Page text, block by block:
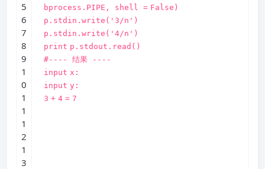
5
6
7
8
9
1
0
1
1
1
2
1
3
bprocess.PIPE, shell = False )
p.stdin.write( '3/n' )
p.stdin.write( '4/n' )
print p.stdout.read()
#---- 结果 ----
input x:
input y:
3 + 4 = 7